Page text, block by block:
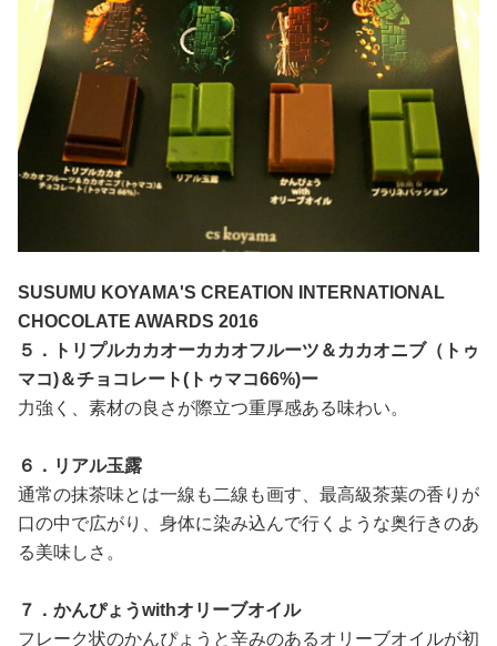
SUSUMU KOYAMA'S CREATION INTERNATIONAL
CHOCOLATE AWARDS 2016
５．トリプルカカオーカカオフルーツ＆カカオニブ（トゥ
マコ)＆チョコレート(トゥマコ66%)ー
力強く、素材の良さが際立つ重厚感ある味わい。
６．リアル玉露
通常の抹茶味とは一線も二線も画す、最高級茶葉の香りが
口の中で広がり、身体に染み込んで行くような奥行きのあ
る美味しさ。
７．かんぴょうwithオリーブオイル
フレーク状のかんぴょうと辛みのあるオリーブオイルが初